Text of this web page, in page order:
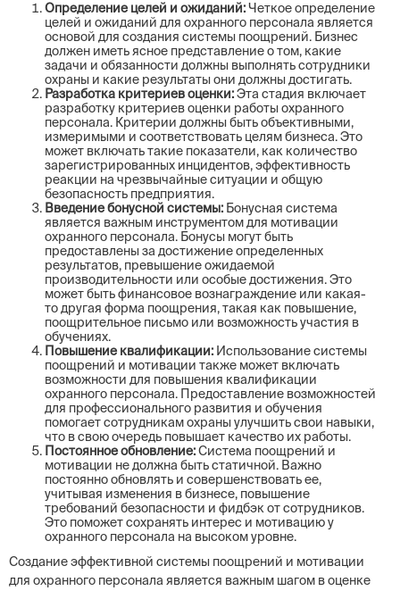
Определение целей и ожиданий:Четкое определение
целей и ожиданий для охранного персонала является
основой для создания системы поощрений. Бизнес
должен иметь ясное представление о том, какие
задачи и обязанности должны выполнять сотрудники
охраны и какие результаты они должны достигать.
Разработка критериев оценки:Эта стадия включает
разработку критериев оценки работы охранного
персонала. Критерии должны быть объективными,
измеримыми и соответствовать целям бизнеса. Это
может включать такие показатели, как количество
зарегистрированных инцидентов, эффективность
реакции на чрезвычайные ситуации и общую
безопасность предприятия.
Введение бонусной системы: Бонусная система
является важным инструментом для мотивации
охранного персонала. Бонусы могут быть
предоставлены за достижение определенных
результатов, превышение ожидаемой
производительности или особые достижения. Это
может быть финансовое вознаграждение или какая-
то другая форма поощрения, такая как повышение,
поощрительное письмо или возможность участия в
обучениях.
Повышение квалификации: Использование системы
поощрений и мотивации также может включать
возможности для повышения квалификации
охранного персонала. Предоставление возможностей
для профессионального развития и обучения
помогает сотрудникам охраны улучшить свои навыки,
что в свою очередь повышает качество их работы.
Постоянное обновление:Система поощрений и
мотивации не должна быть статичной. Важно
постоянно обновлять и совершенствовать ее,
учитывая изменения в бизнесе, повышение
требований безопасности и фидбэк от сотрудников.
Это поможет сохранять интерес и мотивацию у
охранного персонала на высоком уровне.
Создание эффективной системы поощрений и мотивации
для охранного персонала является важным шагом в оценке